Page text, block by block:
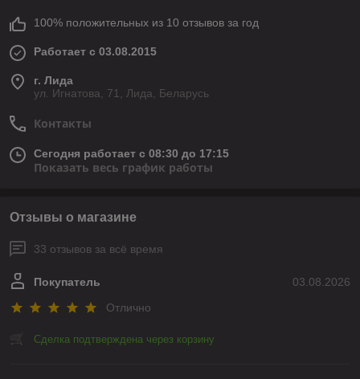
100% положительных из 10 отзывов за год
Работает с 03.08.2015
г. Лида
ул. Игнатова, 71, Лида, Беларусь
Контакты
Сегодня работает с 08:30 до 17:15
Показать весь график работы
Отзывы о магазине
33 отзывов за всё время
03.08.2026
Покупатель
Отлично
Сделка подтверждена через корзину